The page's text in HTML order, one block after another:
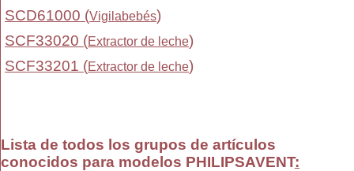
SCD61000 (Vigilabebés)
SCF33020 (Extractor de leche)
SCF33201 (Extractor de leche)
Lista de todos los grupos de artículos
conocidos para modelos PHILIPSAVENT: